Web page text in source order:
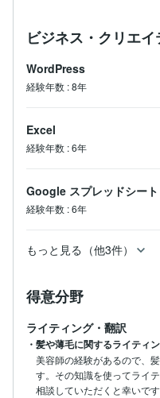
ビジネス・クリエ
WordPress
経験年数 :8年
Excel
経験年数 :6年
Google スプレッドシート
経験年数 :6年
もっと見る（他3件）
得意分野
ライティング・翻訳
・髪や薄毛に関するライティ
美容師の経験があるので、
す。その知識を使ってライ
相談していただくと幸いです